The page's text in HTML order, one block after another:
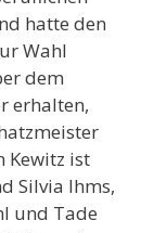
hatte den
Wahl
dem
erhalten,
Kewitz ist
Silvia Ihms,
und Tade